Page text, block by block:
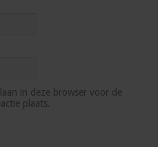
in deze browser voor de
plaats.